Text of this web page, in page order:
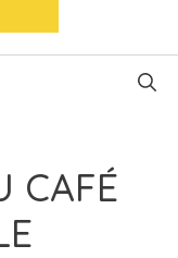
CAFÉ